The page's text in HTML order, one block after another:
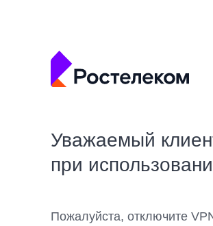
Уважаемый
при
Пожалуйста, отключите